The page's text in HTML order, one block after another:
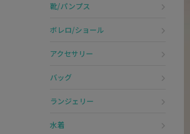
靴/パンプス
ボレロ/ショール
アクセサリー
バッグ
ランジェリー
水着